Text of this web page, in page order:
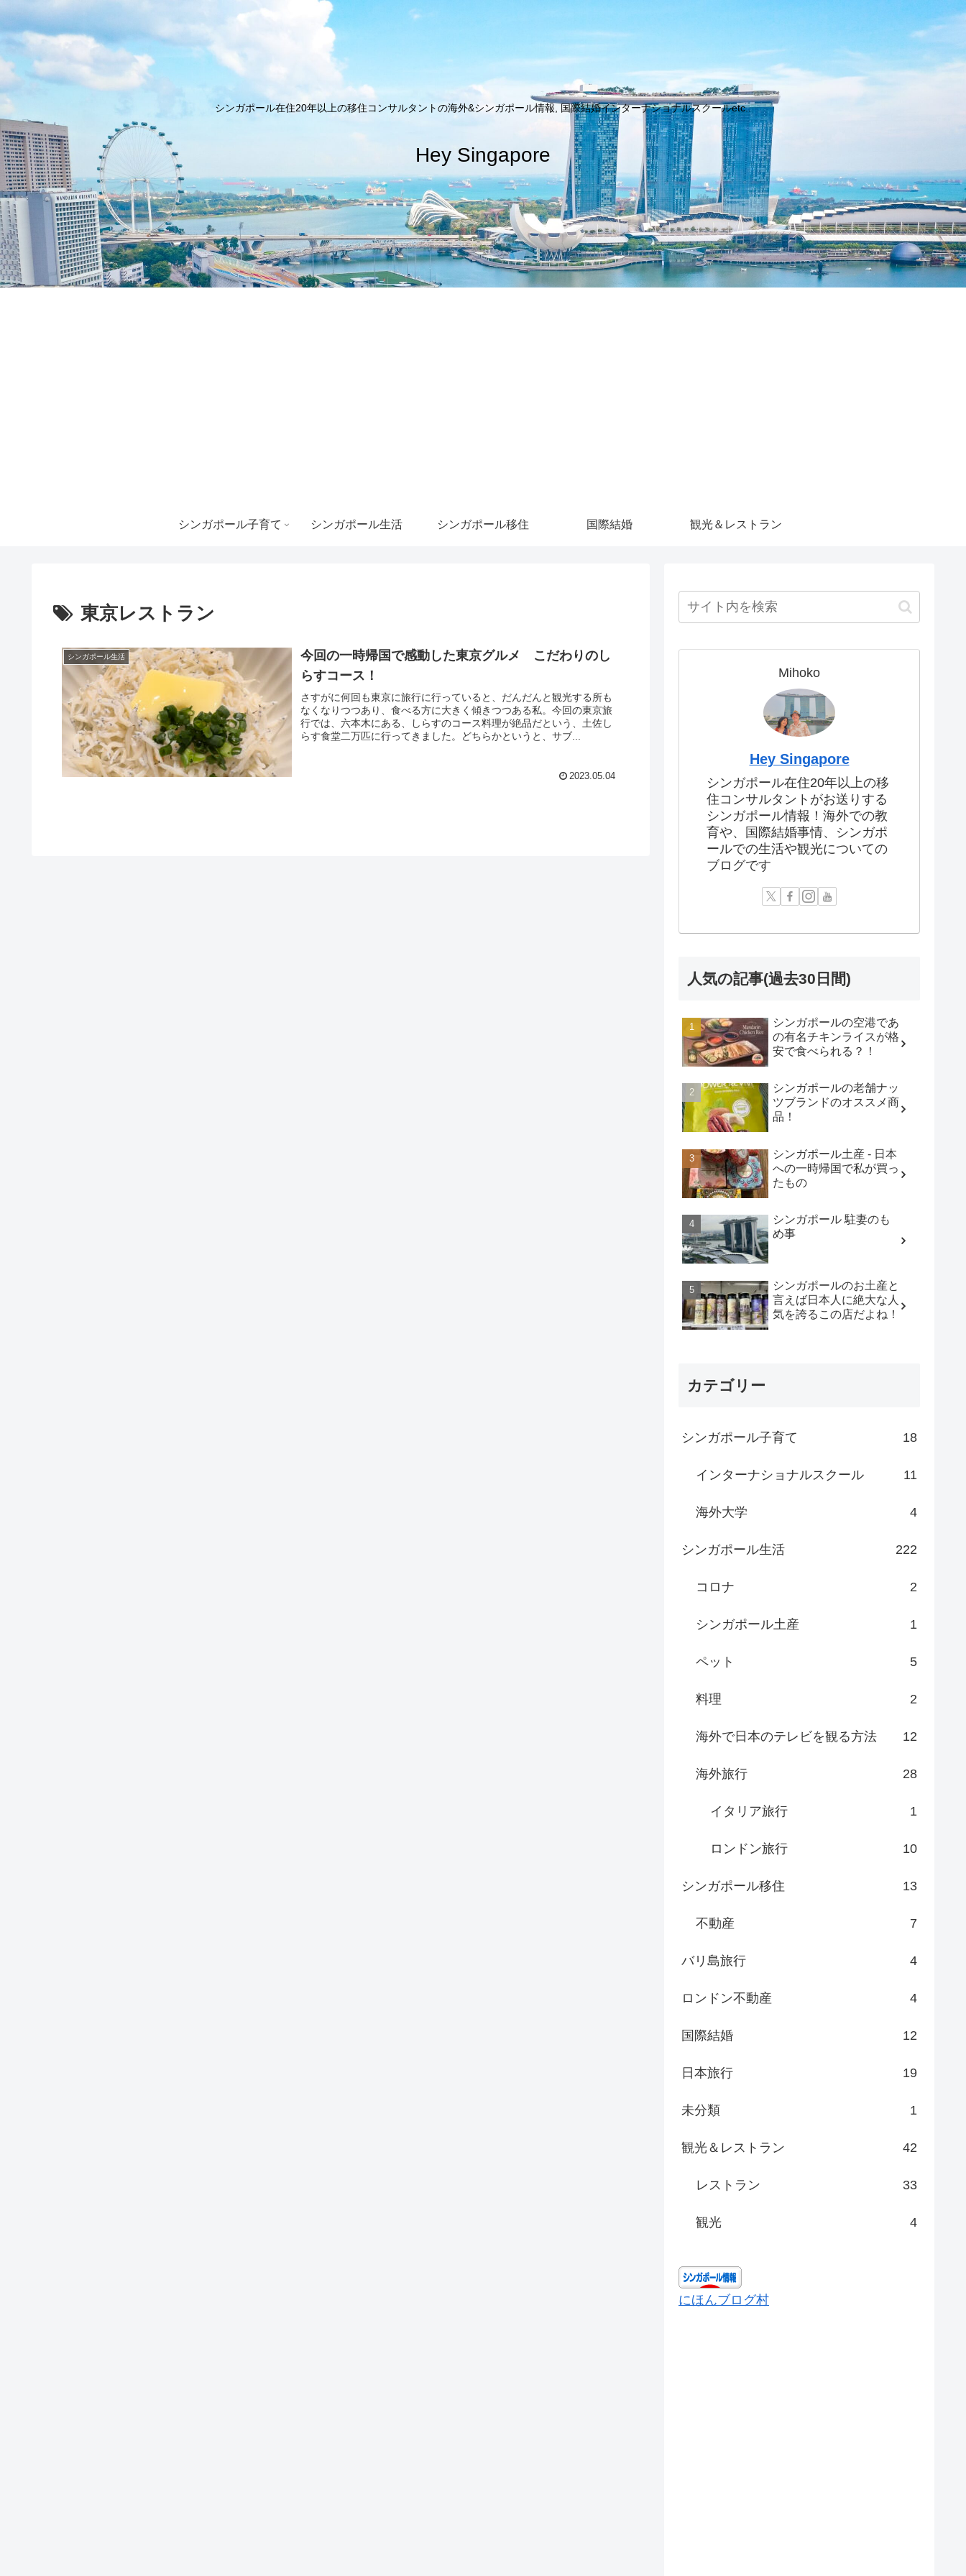
シンガポール在住20年以上の移住コンサルタントの海外&シンガポール情報, 国際結婚インターナショナルスクールetc..
Hey Singapore
シンガポール子育て シンガポール生活 シンガポール移住 国際結婚 観光＆レストラン
東京レストラン
シンガポール生活
今回の一時帰国で感動した東京グルメ こだわりのし
らすコース！
さすがに何回も東京に旅行に行っていると、だんだんと観光する所も
なくなりつつあり、食べる方に大きく傾きつつある私。今回の東京旅
行では、六本木にある、しらすのコース料理が絶品だという、土佐し
らす食堂二万匹に行ってきました。どちらかというと、サブ...
2023.05.04
Mihoko
Hey Singapore
シンガポール在住20年以上の移
住コンサルタントがお送りする
シンガポール情報！海外での教
育や、国際結婚事情、シンガポ
ールでの生活や観光についての
ブログです
人気の記事(過去30日間)
シンガポールの空港であ
の有名チキンライスが格
安で食べられる？！
シンガポールの老舗ナッ
ツブランドのオススメ商
品！
シンガポール土産 - 日本
への一時帰国で私が買っ
たもの
シンガポール 駐妻のも
め事
シンガポールのお土産と
言えば日本人に絶大な人
気を誇るこの店だよね！
カテゴリー
シンガポール子育て 18
インターナショナルスクール 11
海外大学 4
シンガポール生活 222
コロナ 2
シンガポール土産 1
ペット 5
料理 2
海外で日本のテレビを観る方法 12
海外旅行 28
イタリア旅行 1
ロンドン旅行 10
シンガポール移住 13
不動産 7
バリ島旅行 4
ロンドン不動産 4
国際結婚 12
日本旅行 19
未分類 1
観光＆レストラン 42
レストラン 33
観光 4
にほんブログ村